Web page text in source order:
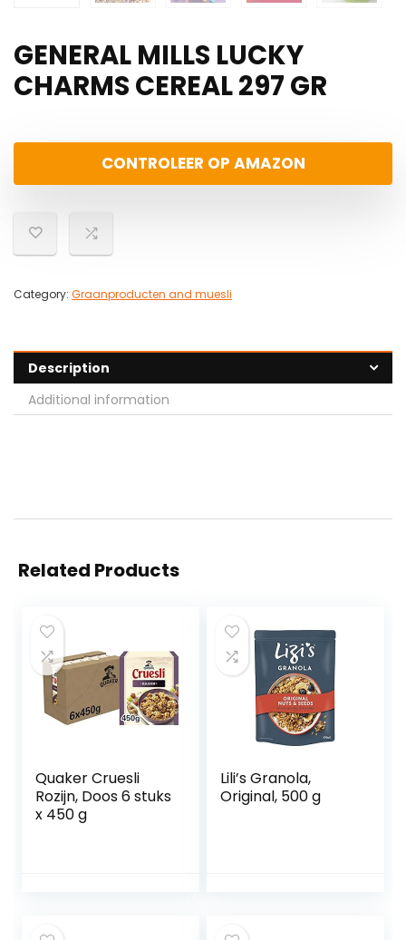
GENERAL MILLS LUCKY
CHARMS CEREAL 297 GR
CONTROLEER OP AMAZON
Category: Graanproducten and muesli
Description
Additional information
Related Products
Quaker Cruesli
Rozijn, Doos 6 stuks
x 450 g
Lili’s Granola,
Original, 500 g